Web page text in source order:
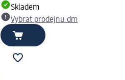
Skladem
Vybrat prodejnu dm